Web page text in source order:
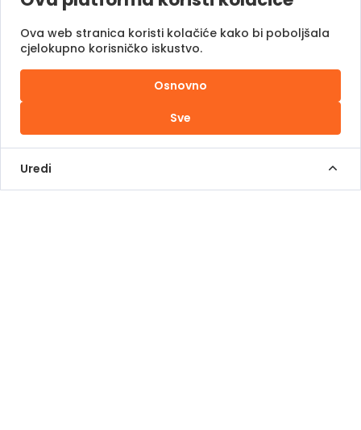
Pomozi.ba Novosti
Kontaktirajte nas
Kontakt Info
+387 62 839 000
info@pomoziba.org
Ova web stranica koristi kolačiće kako bi poboljšala
cjelokupno korisničko iskustvo.
Osnovno
Sve
Uredi